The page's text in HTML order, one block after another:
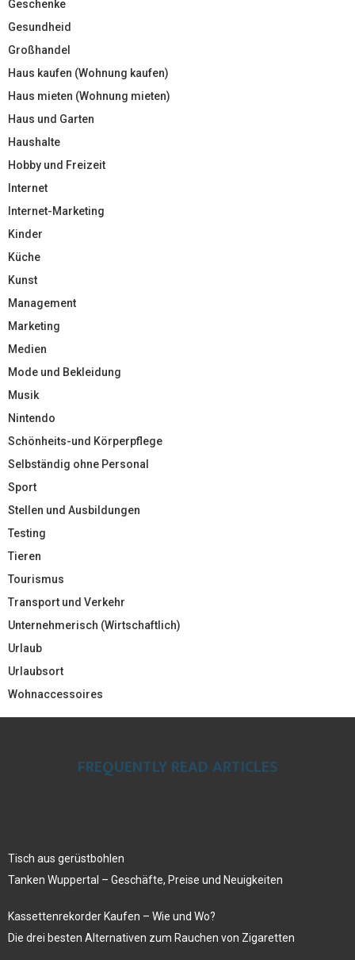
Geschenke
Gesundheid
Großhandel
Haus kaufen (Wohnung kaufen)
Haus mieten (Wohnung mieten)
Haus und Garten
Haushalte
Hobby und Freizeit
Internet
Internet-Marketing
Kinder
Küche
Kunst
Management
Marketing
Medien
Mode und Bekleidung
Musik
Nintendo
Schönheits-und Körperpflege
Selbständig ohne Personal
Sport
Stellen und Ausbildungen
Testing
Tieren
Tourismus
Transport und Verkehr
Unternehmerisch (Wirtschaftlich)
Urlaub
Urlaubsort
Wohnaccessoires
FREQUENTLY READ ARTICLES
Tisch aus gerüstbohlen
Tanken Wuppertal – Geschäfte, Preise und Neuigkeiten
Kassettenrekorder Kaufen – Wie und Wo?
Die drei besten Alternativen zum Rauchen von Zigaretten